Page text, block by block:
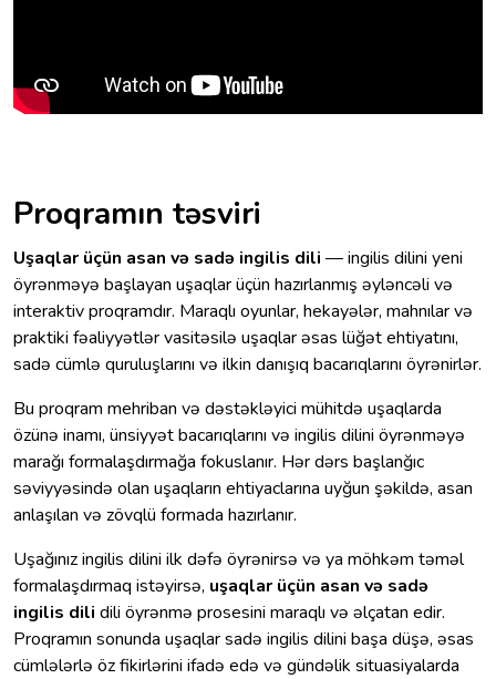
Proqramın təsviri
Uşaqlar üçün asan və sadə ingilis dili — ingilis dilini yeni
öyrənməyə başlayan uşaqlar üçün hazırlanmış əyləncəli və
interaktiv proqramdır. Maraqlı oyunlar, hekayələr, mahnılar və
praktiki fəaliyyətlər vasitəsilə uşaqlar əsas lüğət ehtiyatını,
sadə cümlə quruluşlarını və ilkin danışıq bacarıqlarını öyrənirlər.
Bu proqram mehriban və dəstəkləyici mühitdə uşaqlarda
özünə inamı, ünsiyyət bacarıqlarını və ingilis dilini öyrənməyə
marağı formalaşdırmağa fokuslanır. Hər dərs başlanğıc
səviyyəsində olan uşaqların ehtiyaclarına uyğun şəkildə, asan
anlaşılan və zövqlü formada hazırlanır.
Uşağınız ingilis dilini ilk dəfə öyrənirsə və ya möhkəm təməl
formalaşdırmaq istəyirsə, uşaqlar üçün asan və sadə
ingilis dili dili öyrənmə prosesini maraqlı və əlçatan edir.
Proqramın sonunda uşaqlar sadə ingilis dilini başa düşə, əsas
cümlələrlə öz fikirlərini ifadə edə və gündəlik situasiyalarda